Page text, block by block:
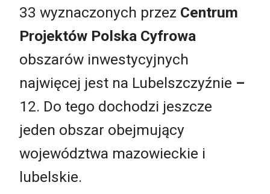
33 wyznaczonych przez Centrum
Projektów Polska Cyfrowa
obszarów inwestycyjnych
najwięcej jest na Lubelszczyźnie –
12. Do tego dochodzi jeszcze
jeden obszar obejmujący
województwa mazowieckie i
lubelskie.